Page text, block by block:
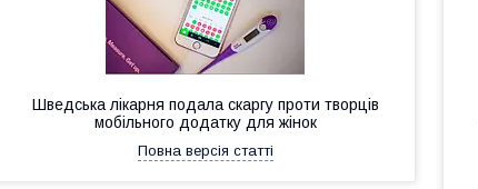
Шведська лікарня подала скаргу проти творців
мобільного додатку для жінок
Повна версія статті